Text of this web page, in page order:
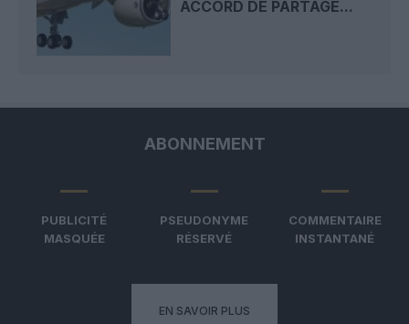
ACCORD DE PARTAGE...
ABONNEMENT
PUBLICITÉ
MASQUÉE
PSEUDONYME
RÉSERVÉ
COMMENTAIRE
INSTANTANÉ
EN SAVOIR PLUS